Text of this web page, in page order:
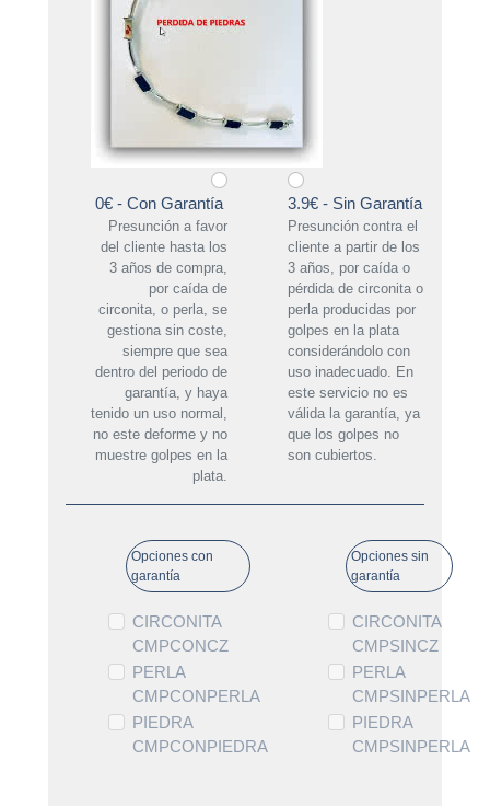
0€ - Con Garantía
Presunción a favor
del cliente hasta los
3 años de compra,
por caída de
circonita, o perla, se
gestiona sin coste,
siempre que sea
dentro del periodo de
garantía, y haya
tenido un uso normal,
no este deforme y no
muestre golpes en la
plata.
3.9€ - Sin Garantía
Presunción contra el
cliente a partir de los
3 años, por caída o
pérdida de circonita o
perla producidas por
golpes en la plata
considerándolo con
uso inadecuado. En
este servicio no es
válida la garantía, ya
que los golpes no
son cubiertos.
Opciones con
garantía
CIRCONITA
CMPCONCZ
PERLA
CMPCONPERLA
PIEDRA
CMPCONPIEDRA
Opciones sin
garantía
CIRCONITA
CMPSINCZ
PERLA
CMPSINPERLA
PIEDRA
CMPSINPERLA